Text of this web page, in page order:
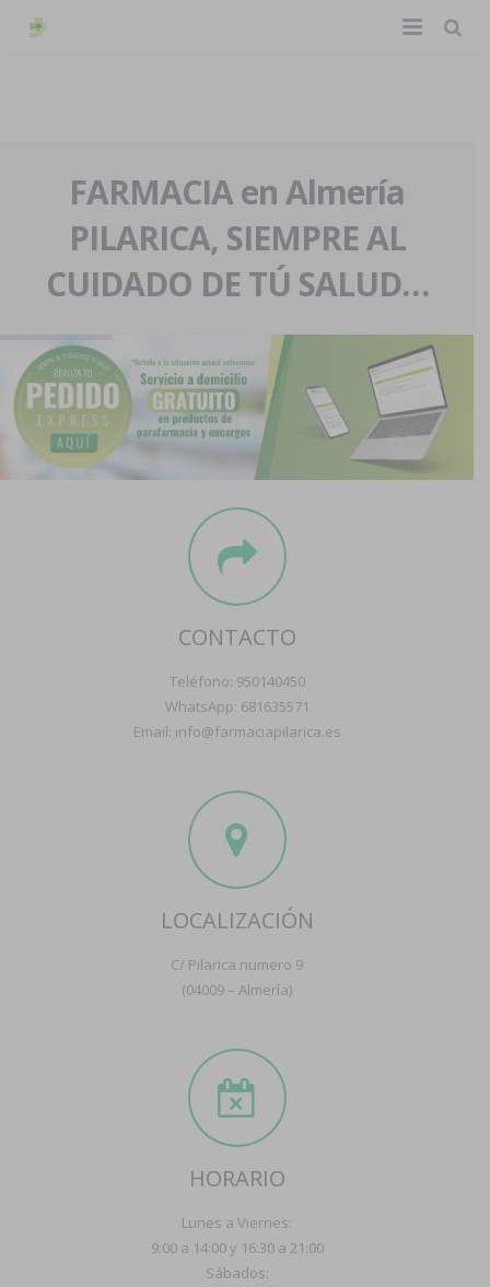
La farmacia
Nuestra historia
Nuestro equipo
Eventos
Servicios y reservas
Pedidos express
Blog
Contacto
Boletín
FARMACIA en Almería
PILARICA, SIEMPRE AL
CUIDADO DE TÚ SALUD…
CONTACTO
Teléfono: 950140450
WhatsApp: 681635571
Email: info@farmaciapilarica.es
LOCALIZACIÓN
C/ Pilarica numero 9
(04009 – Almería)
HORARIO
Lunes a Viernes:
9:00 a 14:00 y 16:30 a 21:00
Sábados: